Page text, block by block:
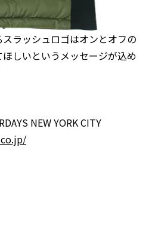
ラッシュロゴはオンとオフの
しいというメッセージが込め
NEW YORK CITY